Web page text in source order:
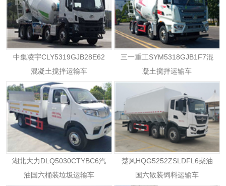
中集凌宇CLY5319GJB28E62
混凝土搅拌运输车
三一重工SYM5318GJB1F7混
凝土搅拌运输车
湖北大力DLQ5030CTYBC6汽
油国六桶装垃圾运输车
楚风HQG5252ZSLDFL6柴油
国六散装饲料运输车